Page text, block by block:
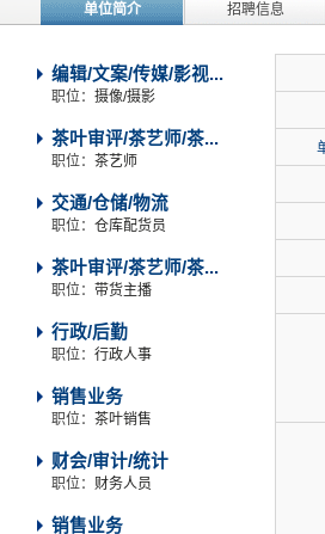
单位简介 招聘信息
编辑/文案/传媒/影视...
职位： 摄像/摄影
茶叶审评/茶艺师/茶...
职位： 茶艺师
交通/仓储/物流
职位： 仓库配货员
茶叶审评/茶艺师/茶...
职位： 带货主播
行政/后勤
职位： 行政人事
销售业务
职位： 茶叶销售
财会/审计/统计
职位： 财务人员
销售业务